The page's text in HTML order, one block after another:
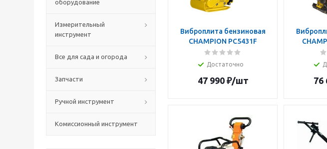
оборудование
Измерительный
инструмент
Все для сада и огорода
Запчасти
Ручной инструмент
Комиссионный инструмент
Виброплита бензиновая
CHAMPION PC5431F
Достаточно
47 990₽/шт 76